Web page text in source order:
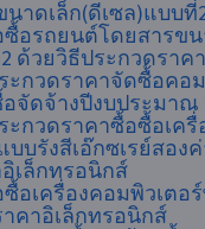
าดเล็ก(ดีเซล)แบบที่
อรถยนต์โดยสารข
ด้วยวิธีประกวดราค
ะกวดราคาจัดซื้อคอ
จัดจ้างปีงบประมาณ
ะกวดราคาซื้อซื้อเค
บรังสีเอ๊กซเรย์สอง
เล็กทรอนิกส์
อเครื่องคอมพิวเต
คาอิเล็กทรอนิกส์